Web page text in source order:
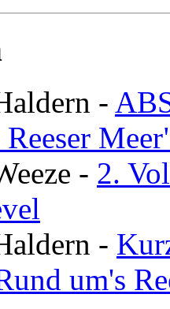
-
- 2.
-
um's